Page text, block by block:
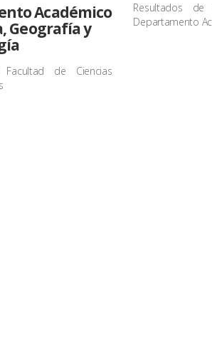
Académico
Geografía y
de Ciencias
Resultados
Departamento